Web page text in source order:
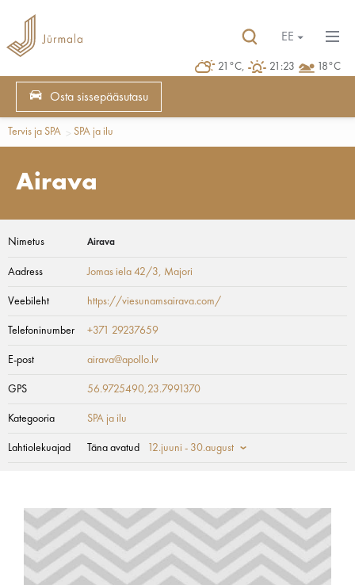
21°C, 21:23 18°C
EE
Osta sissepääsutasu
Tervis ja SPA SPA ja ilu
Airava
Nimetus Airava
Aadress Jomas iela 42/3, Majori
Veebileht https://viesunamsairava.com/
Telefoninumber +371 29237659
E-post airava@apollo.lv
GPS 56.9725490,23.7991370
Kategooria SPA ja ilu
Lahtiolekuajad Täna avatud 12.juuni - 30.august